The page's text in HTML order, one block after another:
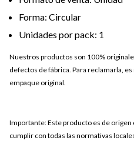
Forma: Circular
Unidades por pack: 1
Nuestros productos son 100%
defectos de fábrica. Para reclamarla,
empaque original.
Importante: Este producto es de
cumplir con todas las normativas